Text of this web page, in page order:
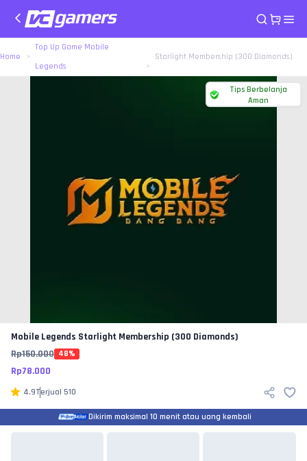
Home
Top Up Game Mobile
Legends
Starlight Membership (300 Diamonds)
Tips Berbelanja
Aman
Mobile Legends Starlight Membership (300 Diamonds)
Rp150.000 48%
Rp78.000
4.9Terjual 510
Dikirim maksimal 10 menit atau uang kembali